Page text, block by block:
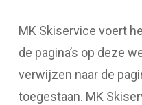
MK Skiservice voert
de pagina’s op deze
verwijzen naar de
toegestaan. MK